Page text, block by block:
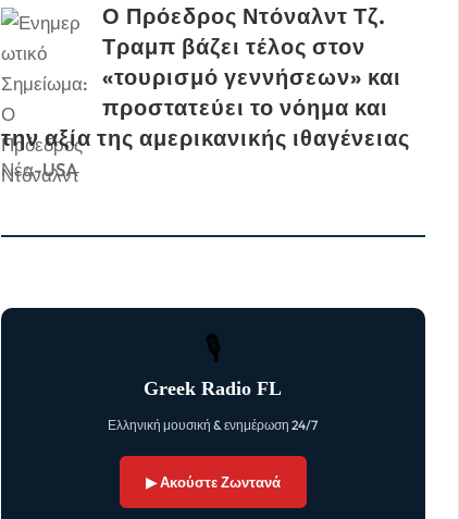
Ο Πρόεδρος Ντόναλντ Τζ.
Τραμπ βάζει τέλος στον
«τουρισμό γεννήσεων» και
προστατεύει το νόημα και
την αξία της αμερικανικής ιθαγένειας
Νέα-USA
🎙
Greek Radio FL
Ελληνική μουσική & ενημέρωση 24/7
▶ Ακούστε Ζωντανά